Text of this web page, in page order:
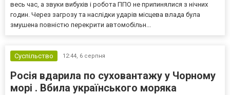
весь час, а звуки вибухів і робота ППО не припинялися з нічних
годин. Через загрозу та наслідки ударів місцева влада була
змушена повністю перекрити автомобільн...
Суспільство 12:44, 6 серпня
Росія вдарила по суховантажу у Чорному
морі . Вбила українського моряка